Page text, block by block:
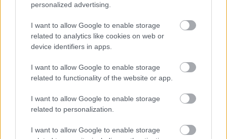
personalized advertising.
I want to allow Google to enable storage
related to analytics like cookies on web or
device identifiers in apps.
I want to allow Google to enable storage
related to functionality of the website or app.
I want to allow Google to enable storage
related to personalization.
I want to allow Google to enable storage
JámborAndrás • 2011. május 27.